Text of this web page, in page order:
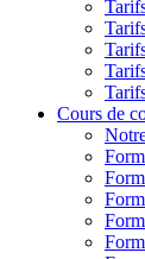
Cours de